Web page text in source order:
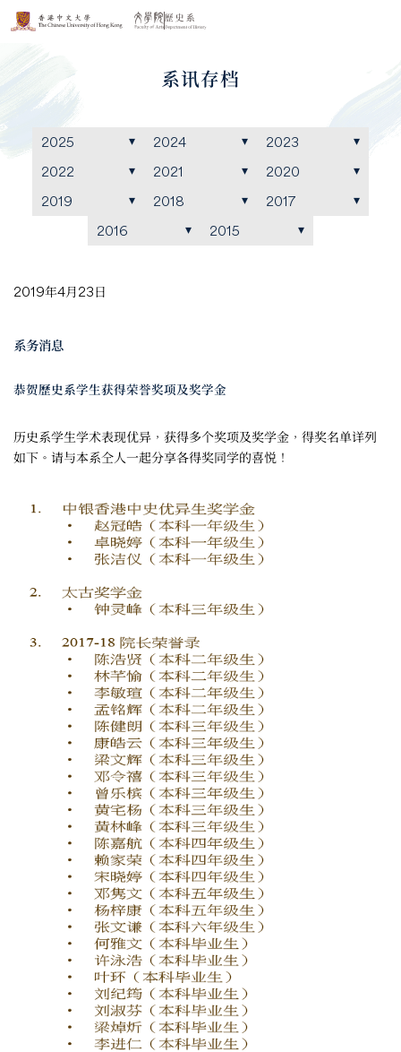
系讯存档
2025 2024
2023
2022
2021
2020
2019
2018
2017
2016
2015
2019年4月23日
系务消息
恭贺歷史系学生获得荣誉奖项及奖学金
历史系学生学术表现优异，获得多个奖项及奖学金，得奖名单详列
如下。请与本系仝人一起分享各得奖同学的喜悦！